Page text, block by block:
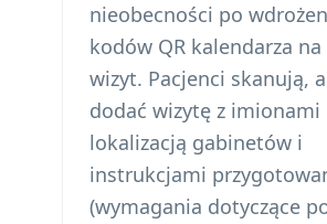
nieobecności po
kodów QR kalendarza
wizyt. Pacjenci skanują,
dodać wizytę z imionami
lokalizacją gabinetów i
instrukcjami
(wymagania dotyczące